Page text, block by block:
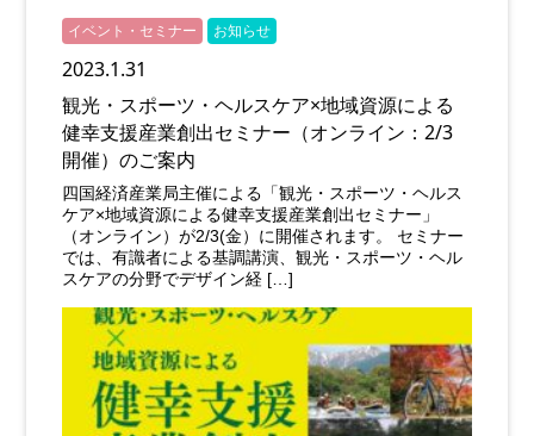
イベント・セミナー お知らせ
2023.1.31
観光・スポーツ・ヘルスケア×地域資源による
健幸支援産業創出セミナー（オンライン：2/3
開催）のご案内
四国経済産業局主催による「観光・スポーツ・ヘルス
ケア×地域資源による健幸支援産業創出セミナー」
（オンライン）が2/3(金）に開催されます。 セミナー
では、有識者による基調講演、観光・スポーツ・ヘル
スケアの分野でデザイン経 […]